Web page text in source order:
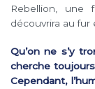
Rebellion, une
découvrira au fur
Qu’on ne s’y
cherche
Cependant,